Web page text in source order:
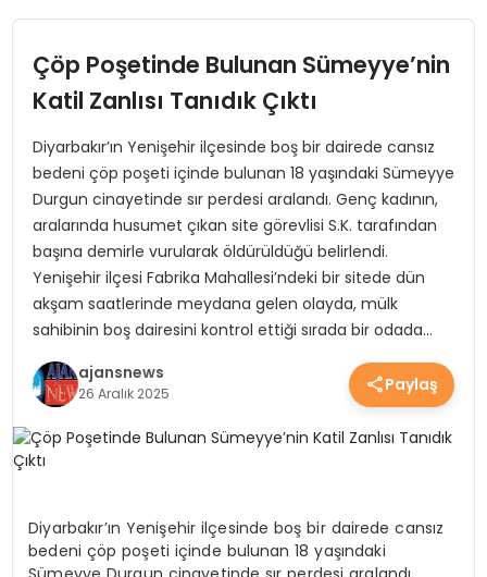
YEREL HABERLER
EKONOMİ
EĞİTİM
GÜNDEM
SAĞLIK
Çöp Poşetinde Bulunan Sümeyye’nin
Katil Zanlısı Tanıdık Çıktı
Diyarbakır’ın Yenişehir ilçesinde boş bir dairede cansız
bedeni çöp poşeti içinde bulunan 18 yaşındaki Sümeyye
Durgun cinayetinde sır perdesi aralandı. Genç kadının,
aralarında husumet çıkan site görevlisi S.K. tarafından
başına demirle vurularak öldürüldüğü belirlendi.
Yenişehir ilçesi Fabrika Mahallesi’ndeki bir sitede dün
akşam saatlerinde meydana gelen olayda, mülk
sahibinin boş dairesini kontrol ettiği sırada bir odada…
ajansnews
26 Aralık 2025 Paylaş
Diyarbakır’ın Yenişehir ilçesinde boş bir dairede cansız
bedeni çöp poşeti içinde bulunan 18 yaşındaki